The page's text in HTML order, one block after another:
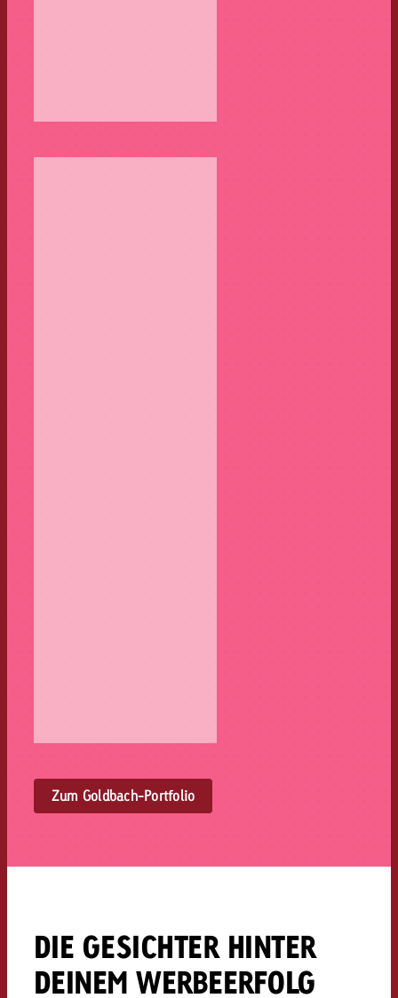
Zum Goldbach-Portfolio
DIE GESICHTER HINTER
DEINEM WERBEERFOLG